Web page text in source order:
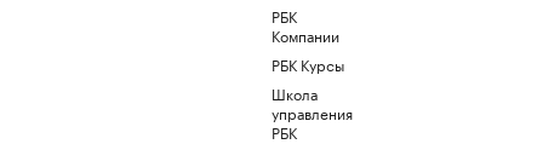
РБК
Компании
РБК Курсы
Школа
управления
РБК